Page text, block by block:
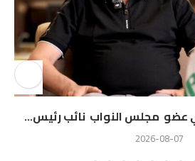
عضو مجلس النواب نائب رئيس...
2026-08-07